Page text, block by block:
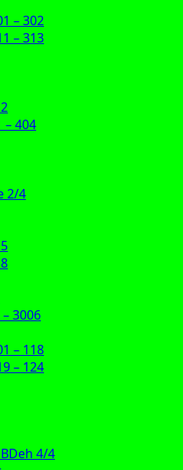
– 302
– 313
– 404
2/4
3006
– 118
– 124
4/4